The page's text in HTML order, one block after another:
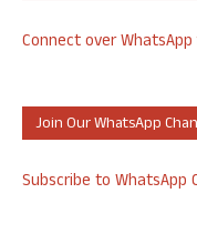
Connect over
Join Our WhatsApp
Subscribe to WhatsApp